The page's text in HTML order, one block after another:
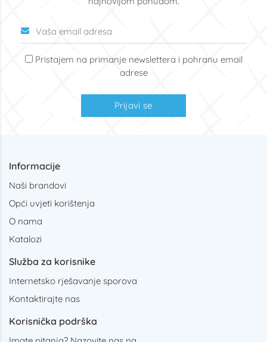
Pristajem na primanje newslettera i pohranu email
adrese
Prijavi se
Informacije
Naši brandovi
Opći uvjeti korištenja
O nama
Katalozi
Služba za korisnike
Internetsko rješavanje sporova
Kontaktirajte nas
Korisnička podrška